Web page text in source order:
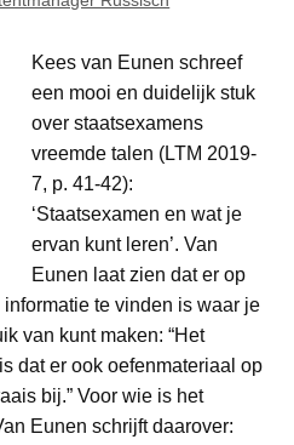
Kees van Eunen schreef
een mooi en duidelijk stuk
over staatsexamens
vreemde talen (LTM 2019-
7, p. 41-42):
‘Staatsexamen en wat je
ervan kunt leren’. Van
Eunen laat zien dat er op
te vinden is waar je
van kunt maken: “Het
dat er ook oefenmateriaal op
bij.” Voor wie is het
Eunen schrijft daarover: